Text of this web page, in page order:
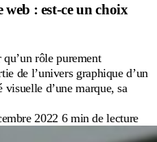
: est-ce un choix
rôle purement
de l’univers graphique d’un
visuelle d’une marque, sa
2022 6 min de lecture